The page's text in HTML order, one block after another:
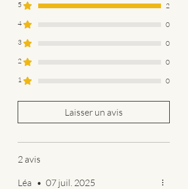
5
2
4
0
3
0
2
0
1
0
Laisser un avis
2 avis
Léa • 07 juil. 2025